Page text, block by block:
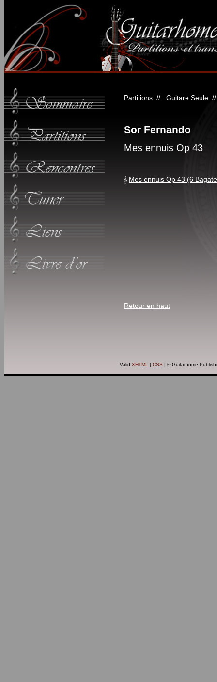
Partitions // Guitare Seule
Sor Fernando
Mes ennuis Op 43
Mes ennuis Op 43 (6
Retour en haut
Valid XHTML | CSS | © Guitarhome